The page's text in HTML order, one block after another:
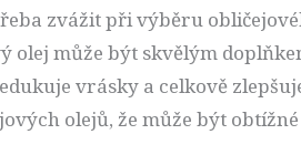
zvážit při výběru
olej může být skvělým
vrásky a celkově
olejů, že může být